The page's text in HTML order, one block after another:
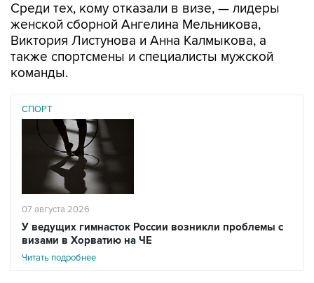
Среди тех, кому отказали в визе, — лидеры
женской сборной Ангелина Мельникова,
Виктория Листунова и Анна Калмыкова, а
также спортсмены и специалисты мужской
команды.
СПОРТ
07 августа 2026
У ведущих гимнасток России возникли проблемы с
визами в Хорватию на ЧЕ
Читать подробнее